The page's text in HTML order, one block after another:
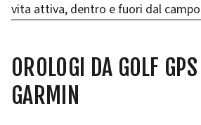
vita attiva, dentro e fuori dal
OROLOGI DA GOLF GPS
GARMIN